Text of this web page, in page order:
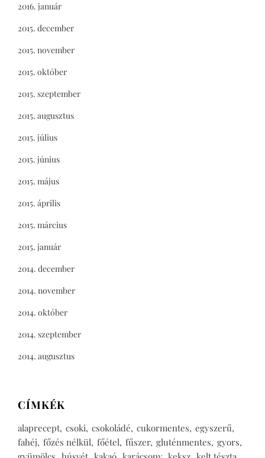
2016. január
2015. december
2015. november
2015. október
2015. szeptember
2015. augusztus
2015. július
2015. június
2015. május
2015. április
2015. március
2015. január
2014. december
2014. november
2014. október
2014. szeptember
2014. augusztus
CÍMKÉK
alaprecept csoki csokoládé cukormentes egyszerű
fahéj főzés nélkül főétel fűszer gluténmentes gyors